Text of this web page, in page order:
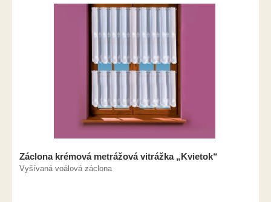
Záclona krémová metrážová vitrážka „Kvietok“
Vyšívaná voálová záclona